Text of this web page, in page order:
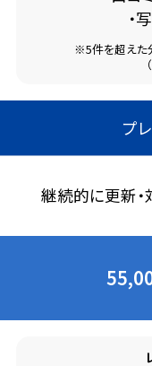
※5件を超えた
プ
継続的に更新